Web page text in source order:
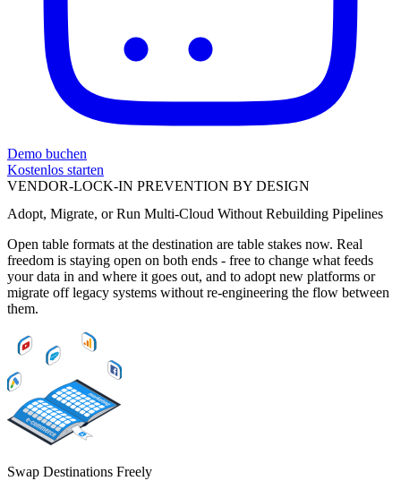
Demo buchen
Kostenlos starten
VENDOR-LOCK-IN PREVENTION BY DESIGN
Adopt, Migrate, or Run Multi-Cloud Without Rebuilding Pipelines
Open table formats at the destination are table stakes now. Real
freedom is staying open on both ends - free to change what feeds
your data in and where it goes out, and to adopt new platforms or
migrate off legacy systems without re-engineering the flow between
them.
Swap Destinations Freely